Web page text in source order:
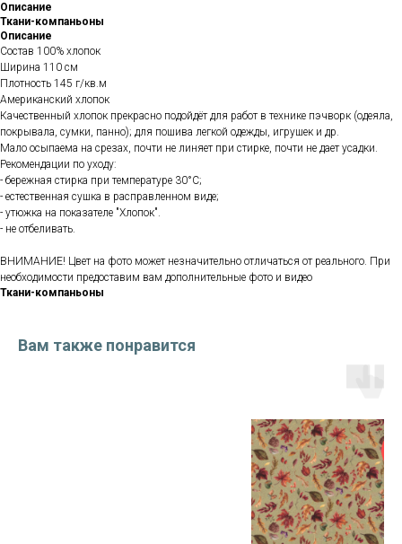
Описание
Ткани-компаньоны
Описание
Состав 100% хлопок
Ширина 110 см
Плотность 145 г/кв.м
Американский хлопок
Качественный хлопок прекрасно подойдёт для работ в технике пэчворк (одеяла,
покрывала, сумки, панно); для пошива легкой одежды, игрушек и др.
Мало осыпаема на срезах, почти не линяет при стирке, почти не дает усадки.
Рекомендации по уходу:
- бережная стирка при температуре 30°С;
- естественная сушка в расправленном виде;
- утюжка на показателе "Хлопок".
- не отбеливать.
ВНИМАНИЕ! Цвет на фото может незначительно отличаться от реального. При
необходимости предоставим вам дополнительные фото и видео
Ткани-компаньоны
Вам также понравится